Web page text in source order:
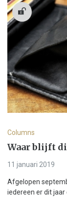
Columns
Waar blijft
11 januari 2019
Afgelopen
iedereen er dit